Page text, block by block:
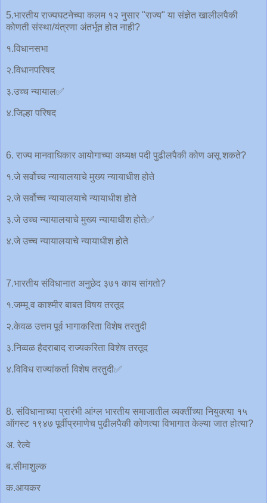
5.भारतीय राज्यघटनेच्या कलम १२ नुसार "राज्य" या संज्ञेत खालीलपैकी
कोणती संस्था/यंत्रणा अंतर्भूत होत नाही?
१.विधानसभा
२.विधानपरिषद
३.उच्च न्यायाल✅
४.जिल्हा परिषद
6. राज्य मानवाधिकार आयोगाच्या अध्यक्ष पदी पुढीलपैकी कोण असू शकते?
१.जे सर्वोच्च न्यायालयाचे मुख्य न्यायाधीश होते
२.जे सर्वोच्च न्यायालयाचे न्यायाधीश होते
३.जे उच्च न्यायालयाचे मुख्य न्यायाधीश होते✅
४.जे उच्च न्यायालयाचे न्यायाधीश होते
7.भारतीय संविधानात अनुछेद ३७१ काय सांगतो?
१.जम्मू व काश्मीर बाबत विषय तरतूद
२.केवळ उत्तम पूर्व भागाकरिता विशेष तरतुदी
३.निव्वळ हैदराबाद राज्यकरिता विशेष तरतूद
४.विविध राज्यांकर्ता विशेष तरतुदी✅
8. संविधानाच्या प्रारंभी आंग्ल भारतीय समाजातील व्यक्तींच्या नियुक्त्या १५
ऑगस्ट १९४७ पूर्वीप्रमाणेच पुढीलपैकी कोणत्या विभागात केल्या जात होत्या?
अ. रेल्वे
ब.सीमाशुल्क
क.आयकर